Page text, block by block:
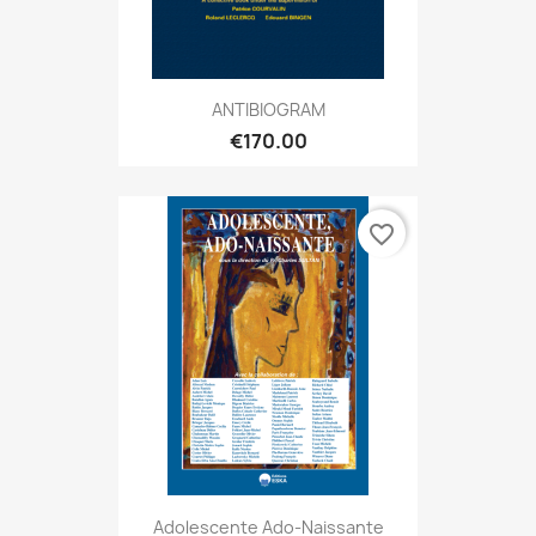
ANTIBIOGRAM
€170.00
Adolescente Ado-Naissante
favorite_border